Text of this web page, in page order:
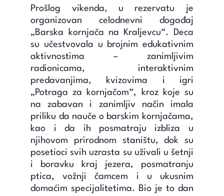
Prošlog vikenda, u rezervatu je
organizovan celodnevni događaj
„Barska kornjača na Kraljevcu“.
Deca
su učestvovala u brojnim edukativnim
aktivnostima – zanimljivim
radionicama, interaktivnim
predavanjima, kvizovima i igri
„Potraga za kornjačom“, kroz koje su
na zabavan i zanimljiv način imala
priliku da nauče o barskim kornjačama,
kao i da ih posmatraju izbliza u
njihovom prirodnom staništu, dok su
posetioci svih uzrasta su uživali u šetnji
i boravku kraj jezera, posmatranju
ptica, vožnji čamcem i u ukusnim
domaćim specijalitetima. Bio je to dan